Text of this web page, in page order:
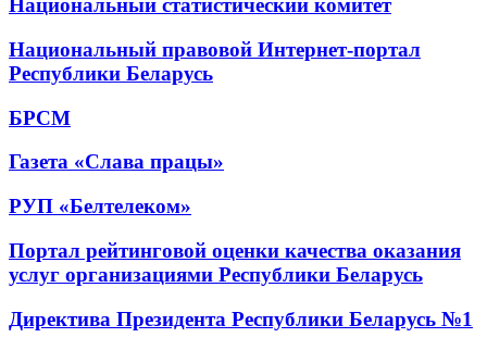
Национальный статистический комитет
Национальный правовой Интернет-портал
Республики Беларусь
БРСМ
Газета «Слава працы»
РУП «Белтелеком»
Портал рейтинговой оценки качества оказания
услуг организациями Республики Беларусь
Директива Президента Республики Беларусь №1